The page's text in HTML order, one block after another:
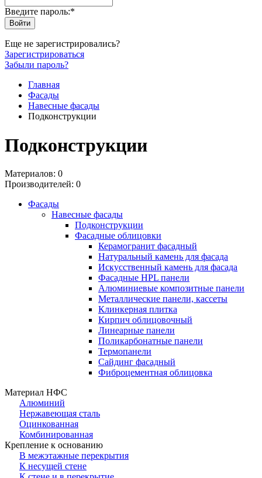
Введите пароль:*
Еще не зарегистрировались?
Зарегистрироваться
Забыли пароль?
Главная
Фасады
Навесные фасады
Подконструкции
Подконструкции
Материалов: 0
Производителей: 0
Фасады
Навесные фасады
Подконструкции
Фасадные облицовки
Керамогранит фасадный
Натуральный камень для фасада
Искусственный камень для фасада
Фасадные HPL панели
Алюминиевые композитные панели
Металлические панели, кассеты
Клинкерная плитка
Кирпич облицовочный
Линеарные панели
Поликарбонатные панели
Термопанели
Сайдинг фасадный
Фиброцементная облицовка
Материал НФС
Алюминий
Нержавеющая сталь
Оцинкованная
Комбинированная
Крепление к основанию
В межэтажные перекрытия
К несущей стене